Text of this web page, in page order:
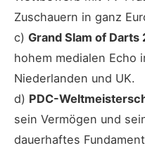
Zuschauern in ganz
c) Grand Slam of Darts
hohem medialen Echo
Niederlanden und UK.
d) PDC-
sein Vermögen und
dauerhaftes